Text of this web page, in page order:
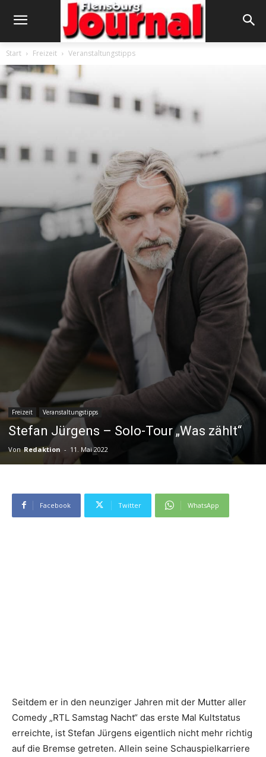
Start Freizeit Veranstaltungstipps
Freizeit Veranstaltungstipps
Stefan Jürgens – Solo-Tour „Was zählt“
Von Redaktion - 11. Mai 2022
Facebook Twitter WhatsApp
Seitdem er in den neunziger Jahren mit der Mutter aller
Comedy „RTL Samstag Nacht“ das erste Mal Kultstatus
erreichte, ist Stefan Jürgens eigentlich nicht mehr richtig
auf die Bremse getreten. Allein seine Schauspielkarriere